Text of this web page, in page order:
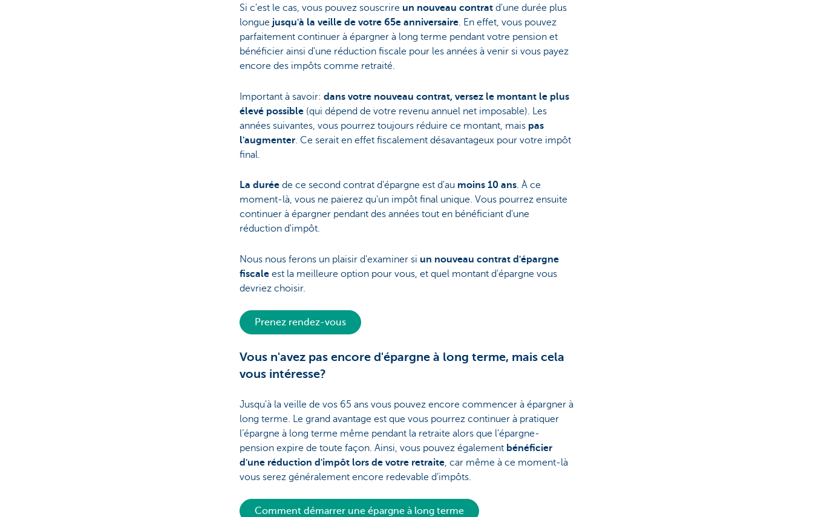
Si c'est le cas, vous pouvez souscrire un nouveau contratd'une durée plus
longue jusqu'à la veille de votre 65e anniversaire. En effet, vous pouvez
parfaitement continuer à épargner à long terme pendant votre pension et
bénéficier ainsi d'une réduction fiscale pour les années à venir si vous payez
encore des impôts comme retraité.
Important à savoir: dans votre nouveau contrat, versez le montant le plus
élevé possible(qui dépend de votre revenu annuel net imposable). Les
années suivantes, vous pourrez toujours réduire ce montant, maispas
l'augmenter. Ce serait en effet fiscalement désavantageux pour votre impôt
final.
La durée de ce second contrat d'épargne est d'au moins 10 ans. À ce
moment-là, vous ne paierez qu'un impôt final unique. Vous pourrez ensuite
continuer à épargner pendant des années tout en bénéficiant d'une
réduction d'impôt.
Nous nous ferons un plaisir d'examiner si un nouveau contrat d'épargne
fiscaleest la meilleure option pour vous, et quel montant d'épargne vous
devriez choisir.
Prenez rendez-vous
Vous n'avez pas encore d'épargne à long terme, mais cela
vous intéresse?
Jusqu'à la veille de vos 65 ans vous pouvez encore commencer à épargner à
long terme. Le grand avantage est que vous pourrez continuer à pratiquer
l’épargne à long terme même pendant la retraite alors que l'épargne-
pension expire de toute façon. Ainsi, vous pouvez également bénéficier
d'une réduction d'impôt lors de votre retraite, car même à ce moment-là
vous serez généralement encore redevable d’impôts.
Comment démarrer une épargne à long terme